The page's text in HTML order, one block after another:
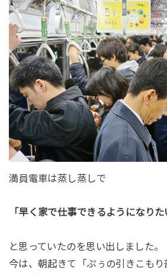
満員電車は蒸し蒸しで
「早く家で仕事できるようになりた
と思っていたのを思い出しました。
今は、朝起きて「ぷぅの引きこも